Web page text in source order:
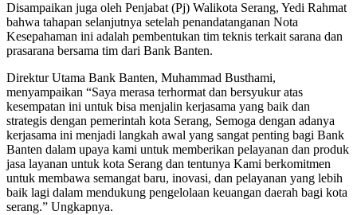
Disampaikan juga oleh Penjabat (Pj) Walikota Serang, Yedi Rahmat
bahwa tahapan selanjutnya setelah penandatanganan Nota
Kesepahaman ini adalah pembentukan tim teknis terkait sarana dan
prasarana bersama tim dari Bank Banten.
Direktur Utama Bank Banten, Muhammad Busthami,
menyampaikan “Saya merasa terhormat dan bersyukur atas
kesempatan ini untuk bisa menjalin kerjasama yang baik dan
strategis dengan pemerintah kota Serang, Semoga dengan adanya
kerjasama ini menjadi langkah awal yang sangat penting bagi Bank
Banten dalam upaya kami untuk memberikan pelayanan dan produk
jasa layanan untuk kota Serang dan tentunya Kami berkomitmen
untuk membawa semangat baru, inovasi, dan pelayanan yang lebih
baik lagi dalam mendukung pengelolaan keuangan daerah bagi kota
serang.” Ungkapnya.